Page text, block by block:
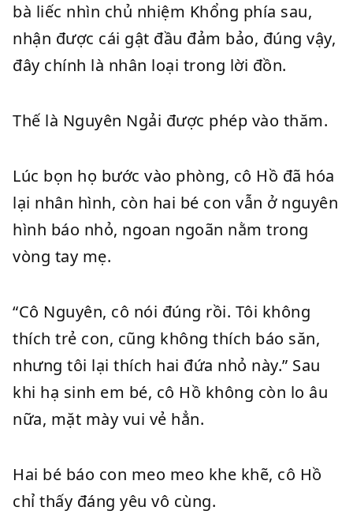
bà liếc nhìn chủ nhiệm Khổng phía sau,
nhận được cái gật đầu đảm bảo, đúng vậy,
đây chính là nhân loại trong lời đồn.
Thế là Nguyên Ngải được phép vào thăm.
Lúc bọn họ bước vào phòng, cô Hồ đã hóa
lại nhân hình, còn hai bé con vẫn ở nguyên
hình báo nhỏ, ngoan ngoãn nằm trong
vòng tay mẹ.
“Cô Nguyên, cô nói đúng rồi. Tôi không
thích trẻ con, cũng không thích báo săn,
nhưng tôi lại thích hai đứa nhỏ này.” Sau
khi hạ sinh em bé, cô Hồ không còn lo âu
nữa, mặt mày vui vẻ hẳn.
Hai bé báo con meo meo khe khẽ, cô Hồ
chỉ thấy đáng yêu vô cùng.